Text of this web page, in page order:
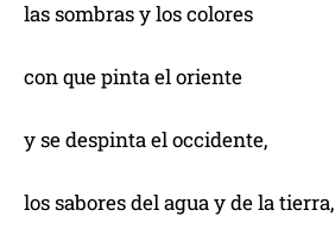
las sombras y los colores
con que pinta el oriente
y se despinta el occidente,
los sabores del agua y de la tierra,